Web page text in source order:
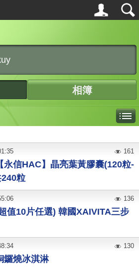
相簿
永信HAC】晶亮葉黃膠囊(120粒-
粒
161
值10片任選) 韓國XAIVITA三步
136
鑼燒冰淇淋
130